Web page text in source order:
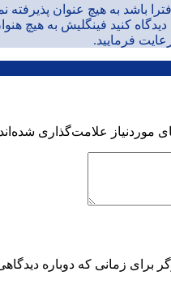
باشد به هیچ عنوان پذیرفته
کنید فینگلیش به هیچ
فرمایید.
موردنیاز علامت‌گذاری شده‌اند
برای زمانی که دوباره